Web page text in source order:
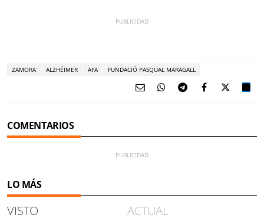
ZAMORA ALZHÉIMER AFA FUNDACIÓ PASQUAL MARAGALL
COMENTARIOS
LO MÁS
VISTO ACTUAL